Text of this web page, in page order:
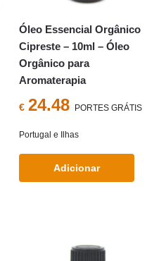
Óleo Essencial Orgânico
Cipreste – 10ml – Óleo
Orgânico para
Aromaterapia
€ 24.48 PORTES GRÁTIS
Portugal e Ilhas
Adicionar